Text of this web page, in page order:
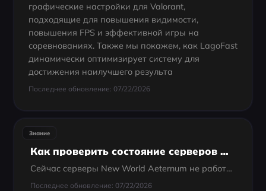
графические настройки для Valorant,
подходящие для повышения видимости,
повышения FPS и эффективной игры на
соревнованиях. Также мы покажем, как LagoFast
динамически оптимизирует систему для
достижения наилучшего результа
Последнее обновление: 07/22/2026
Знание
Как проверить состояние серверов New World Aeternum — лучший гид
Сейчас серверы New World Aeternum не работают? Узнайте, как проверить состояние серверов New World Aeternum, почему они могут быть недоступны и как исправить распространенные ошибки входа.
Последнее обновление: 07/22/2026